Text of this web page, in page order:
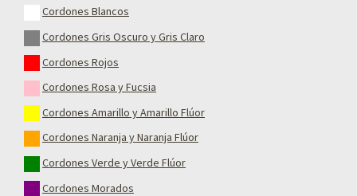
Cordones Blancos
Cordones Gris Oscuro y Gris Claro
Cordones Rojos
Cordones Rosa y Fucsia
Cordones Amarillo y Amarillo Flúor
Cordones Naranja y Naranja Flúor
Cordones Verde y Verde Flúor
Cordones Morados